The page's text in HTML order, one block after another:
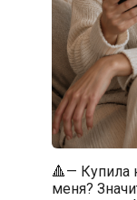
🔺— Купила
меня?